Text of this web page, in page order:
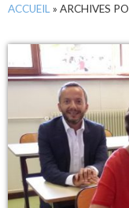
ACCUEIL » ARCHIVES